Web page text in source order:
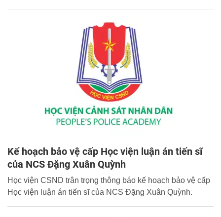
Kế hoạch bảo vệ cấp Học viện luận án tiến sĩ
của NCS Đặng Xuân Quỳnh
Học viện CSND trân trọng thông báo kế hoạch bảo vệ cấp
Học viện luận án tiến sĩ của NCS Đặng Xuân Quỳnh.